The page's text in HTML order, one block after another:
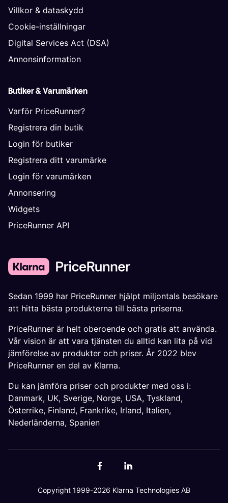
Villkor & dataskydd
Cookie-inställningar
Digital Services Act (DSA)
Annonsinformation
Butiker & Varumärken
Varför PriceRunner?
Registrera din butik
Login för butiker
Registrera ditt varumärke
Login för varumärken
Annonsering
Widgets
PriceRunner API
Sedan 1999 har PriceRunner hjälpt miljontals besökare
att hitta bästa produkterna till bästa priserna.
PriceRunner är helt oberoende och gratis att använda.
Vår vision är att vara tjänsten du alltid kan lita på vid
jämförelse av produkter och priser. År 2022 blev
PriceRunner en del av Klarna.
Du kan jämföra priser och produkter med oss i:
Danmark, UK, Sverige, Norge, USA, Tyskland,
Österrike, Finland, Frankrike, Irland, Italien,
Nederländerna, Spanien
Copyright 1999-2026 Klarna Technologies AB